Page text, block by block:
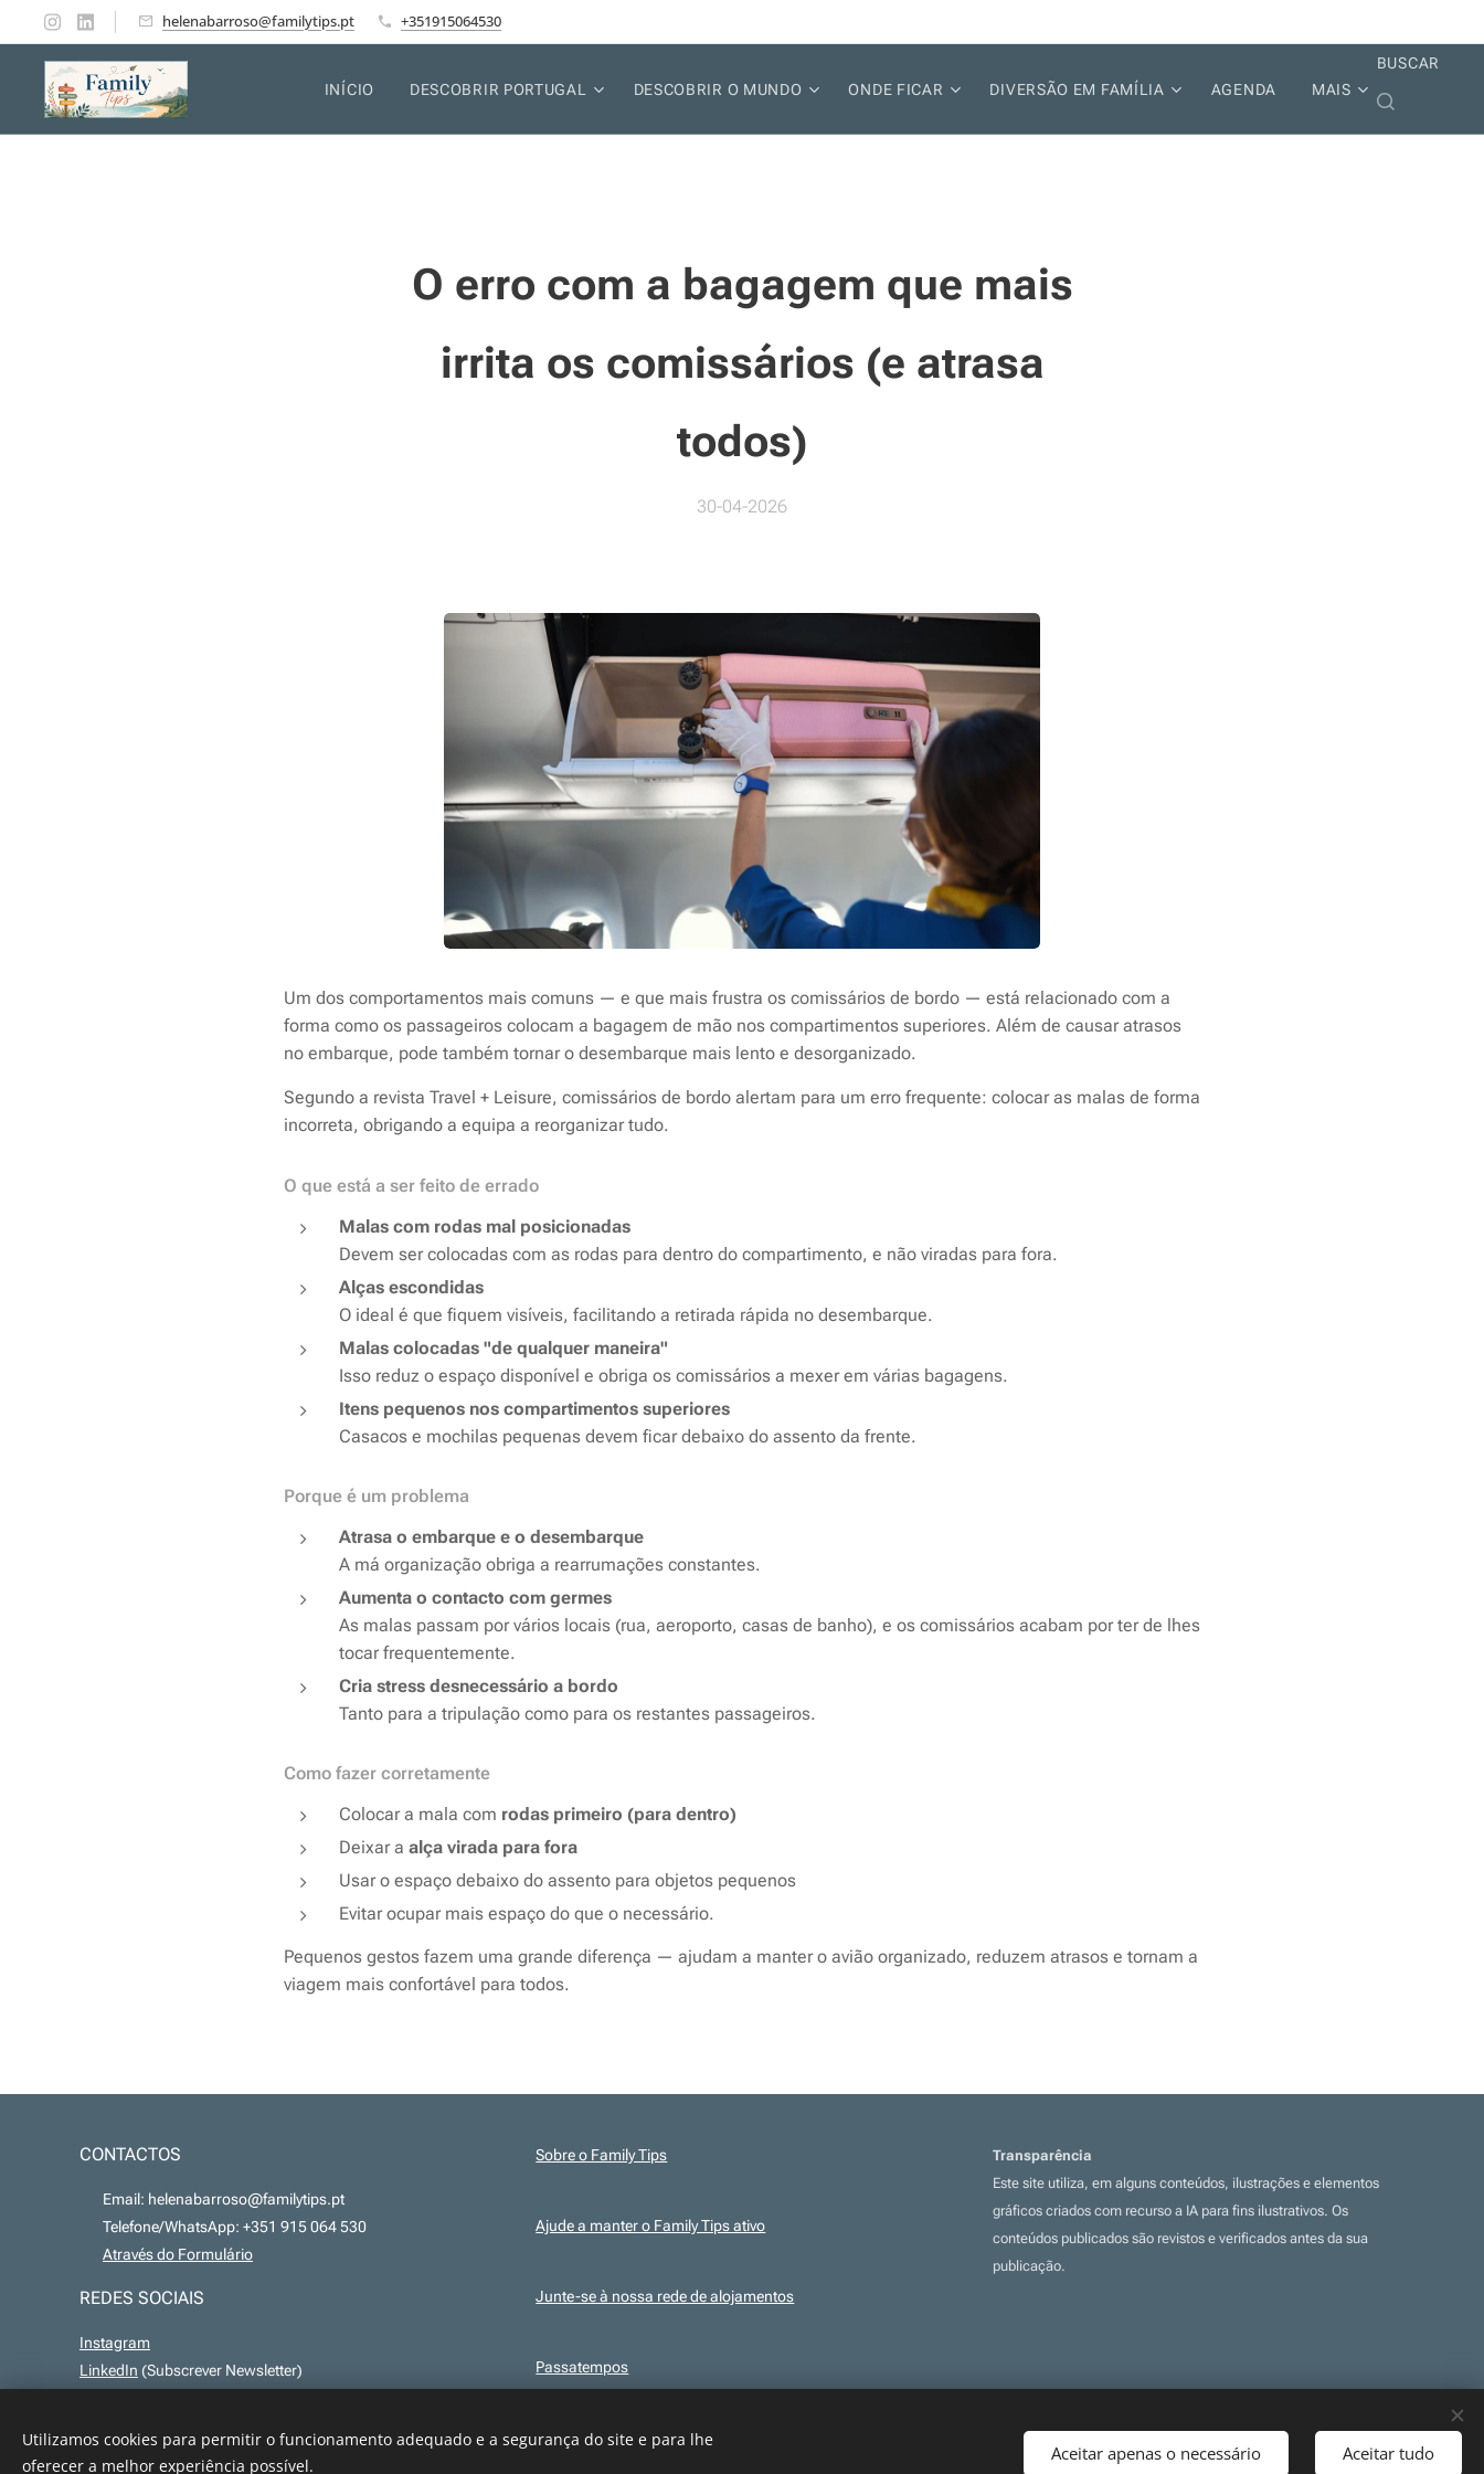
helenabarroso@familytips.pt +351915064530
INÍCIO DESCOBRIR PORTUGAL DESCOBRIR O MUNDO ONDE FICAR DIVERSÃO EM FAMÍLIA AGENDA MAIS
BUSCAR
O erro com a bagagem que mais
irrita os comissários (e atrasa
todos)
30-04-2026
Um dos comportamentos mais comuns — e que mais frustra os comissários de bordo — está relacionado com a
forma como os passageiros colocam a bagagem de mão nos compartimentos superiores. Além de causar atrasos
no embarque, pode também tornar o desembarque mais lento e desorganizado.
Segundo a revista Travel + Leisure, comissários de bordo alertam para um erro frequente: colocar as malas de forma
incorreta, obrigando a equipa a reorganizar tudo.
O que está a ser feito de errado
Malas com rodas mal posicionadas
Devem ser colocadas com as rodas para dentro do compartimento, e não viradas para fora.
Alças escondidas
O ideal é que fiquem visíveis, facilitando a retirada rápida no desembarque.
Malas colocadas "de qualquer maneira"
Isso reduz o espaço disponível e obriga os comissários a mexer em várias bagagens.
Itens pequenos nos compartimentos superiores
Casacos e mochilas pequenas devem ficar debaixo do assento da frente.
Porque é um problema
Atrasa o embarque e o desembarque
A má organização obriga a rearrumações constantes.
Aumenta o contacto com germes
As malas passam por vários locais (rua, aeroporto, casas de banho), e os comissários acabam por ter de lhes
tocar frequentemente.
Cria stress desnecessário a bordo
Tanto para a tripulação como para os restantes passageiros.
Como fazer corretamente
Colocar a mala com rodas primeiro (para dentro)
Deixar a alça virada para fora
Usar o espaço debaixo do assento para objetos pequenos
Evitar ocupar mais espaço do que o necessário.
Pequenos gestos fazem uma grande diferença — ajudam a manter o avião organizado, reduzem atrasos e tornam a
viagem mais confortável para todos.
CONTACTOS
📧 Email: helenabarroso@familytips.pt
📞 Telefone/WhatsApp: +351 915 064 530
Através do Formulário
REDES SOCIAIS
Instagram
LinkedIn (Subscrever Newsletter)
Sobre o Family Tips
Ajude a manter o Family Tips ativo
Junte-se à nossa rede de alojamentos
Passatempos
Transparência
Este site utiliza, em alguns conteúdos, ilustrações e elementos
gráficos criados com recurso a IA para fins ilustrativos. Os
conteúdos publicados são revistos e verificados antes da sua
publicação.
Utilizamos cookies para permitir o funcionamento adequado e a segurança do site e para lhe
oferecer a melhor experiência possível.
Aceitar apenas o necessário Aceitar tudo